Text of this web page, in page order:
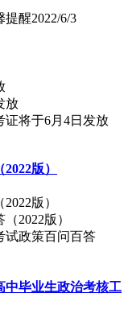
提醒2022/6/3
证将于6月4日发放
版）
版）
试政策百问百答
中毕业生政治考核工